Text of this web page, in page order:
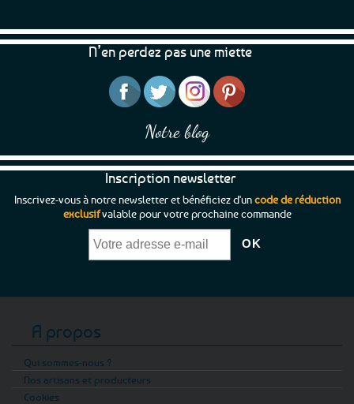
N’en perdez pas une miette
Notre blog
Inscription newsletter
Inscrivez-vous à notre newsletter et bénéficiez d'uncode de réduction
exclusifvalable pour votre prochaine commande
A propos
Qui sommes-nous ?
Nos artisans et producteurs
Cookies